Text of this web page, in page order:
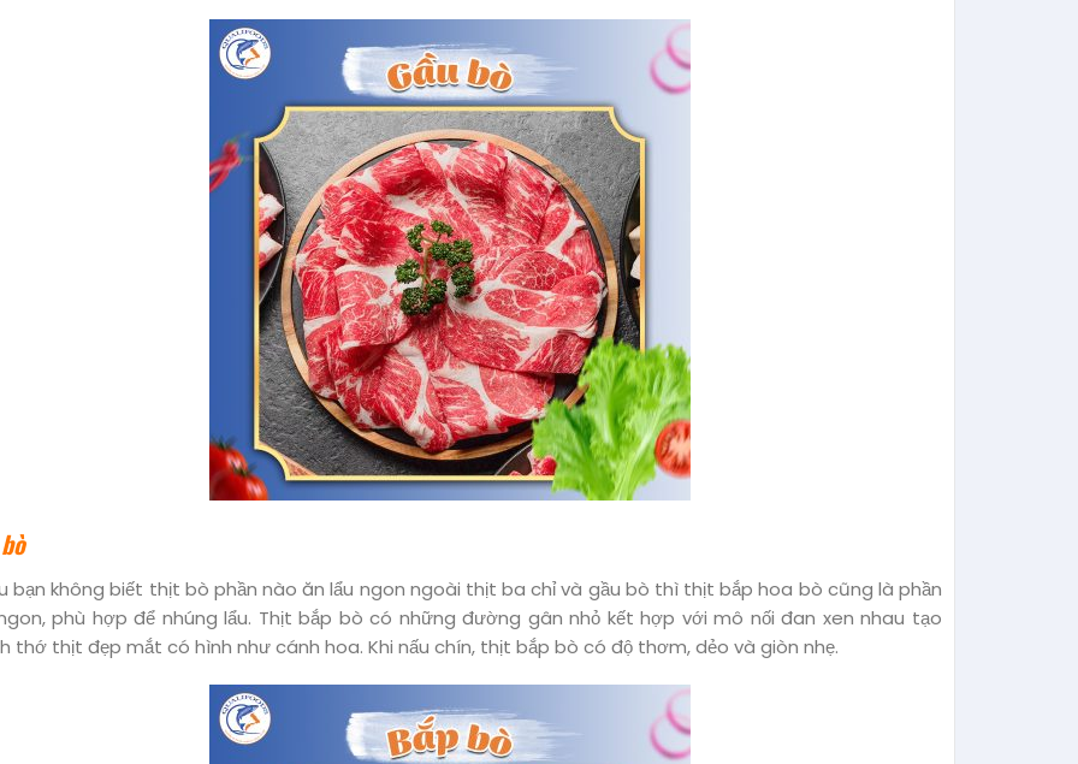
bạn không biết thịt bò phần nào ăn lẩu ngon ngoài thịt ba chỉ và gầu bò thì thịt bắp hoa bò cũng là phần
phù hợp để nhúng lẩu. Thịt bắp bò có những đường gân nhỏ kết hợp với mô nối đan xen nhau tạo
thớ thịt đẹp mắt có hình như cánh hoa. Khi nấu chín, thịt bắp bò có độ thơm, dẻo và giòn nhẹ.